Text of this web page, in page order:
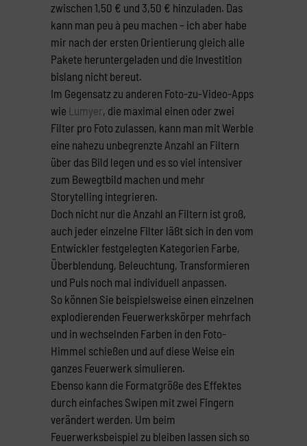
zwischen 1,50 € und 3,50 € hinzuladen. Das
kann man peu à peu machen – ich aber habe
mir nach der ersten Orientierung gleich alle
Pakete heruntergeladen und die Investition
bislang nicht bereut.
Im Gegensatz zu anderen Foto-zu-Video-Apps
wie Lumyer, die maximal einen oder zwei
Filter pro Foto zulassen, kann man mit Werble
eine nahezu unbegrenzte Anzahl an Filtern
über das Bild legen und es so viel intensiver
zum Bewegtbild machen und mehr
Storytelling integrieren.
Doch nicht nur die Anzahl an Filtern ist groß,
auch jeder einzelne Filter läßt sich in den vom
Entwickler festgelegten Kategorien Farbe,
Überblendung, Beleuchtung, Transformieren
und Puls noch mal individuell anpassen.
So können Sie beispielsweise einen einzelnen
explodierenden Feuerwerkskörper mehrfach
und in wechselnden Farben in den Foto-
Himmel schießen und auf diese Weise ein
ganzes Feuerwerk simulieren.
Ebenso kann die Formatgröße des Effektes
durch einfaches Swipen mit zwei Fingern
verändert werden. Um beim
Feuerwerksbeispiel zu bleiben lassen sich so